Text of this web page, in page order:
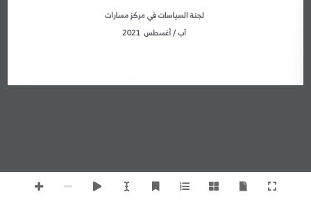
لجنة السياسات في مركز مسارات
2021 آب / أغسطس